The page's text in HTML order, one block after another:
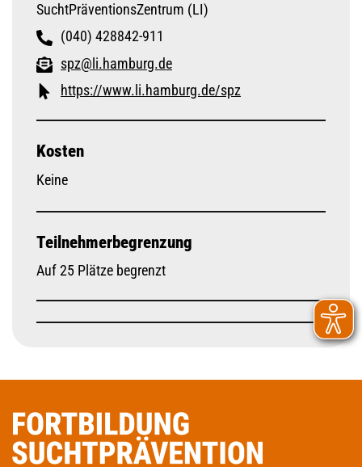
SuchtPräventionsZentrum (LI)
(040) 428842-911
spz@li.hamburg.de
https://www.li.hamburg.de/spz
Kosten
Keine
Teilnehmerbegrenzung
Auf 25 Plätze begrenzt